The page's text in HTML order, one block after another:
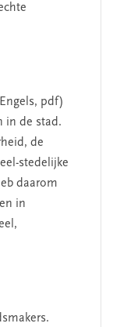
pdf)
in de stad.
de
stedelijke
daarom
in
aanpak
beter